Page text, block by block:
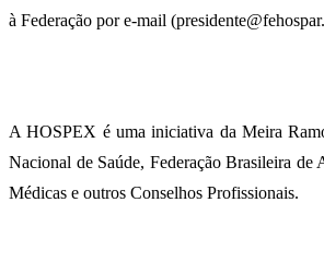
à Federação por e-mail
A HOSPEX é uma iniciativa da Meira
Nacional de Saúde, Federação Brasileira
Médicas e outros Conselhos Profissionais.